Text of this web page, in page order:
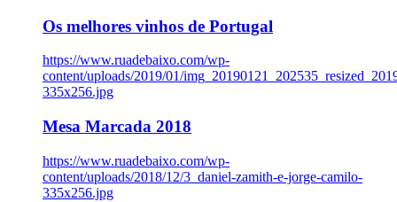
Os melhores vinhos de Portugal
https://www.ruadebaixo.com/wp-
content/uploads/2019/01/
335x256.jpg
Mesa Marcada 2018
https://www.ruadebaixo.com/wp-
content/uploads/2018/12/3_daniel-zamith-e-jorge-camilo-
335x256.jpg